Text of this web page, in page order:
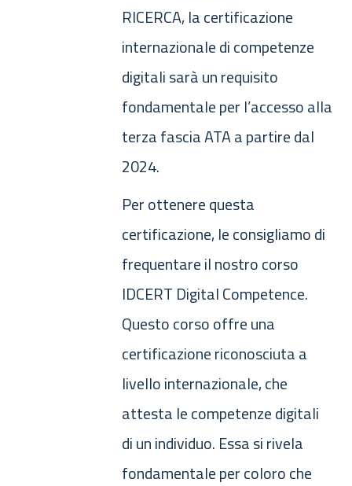
RICERCA, la certificazione
internazionale di competenze
digitali sarà un requisito
fondamentale per l’accesso alla
terza fascia ATA a partire dal
2024.
Per ottenere questa
certificazione, le consigliamo di
frequentare il nostro corso
IDCERT Digital Competence.
Questo corso offre una
certificazione riconosciuta a
livello internazionale, che
attesta le competenze digitali
di un individuo. Essa si rivela
fondamentale per coloro che